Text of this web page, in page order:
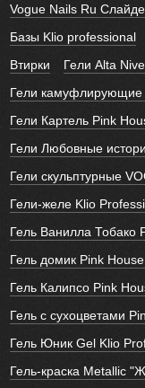
Vogue Nails Ru
Базы Klio professional
Втирки
Гели Alta
Гели камуфлирующие
Гели Картель Pink
Гели Любовные
Гели скульптурные
Гели-желе Klio
Гель Ванилла Тобако
Гель домик Pink
Гель Калипсо Pink
Гель с сухоцветами
Гель Юник Gel Klio
Гель-краска Metallic